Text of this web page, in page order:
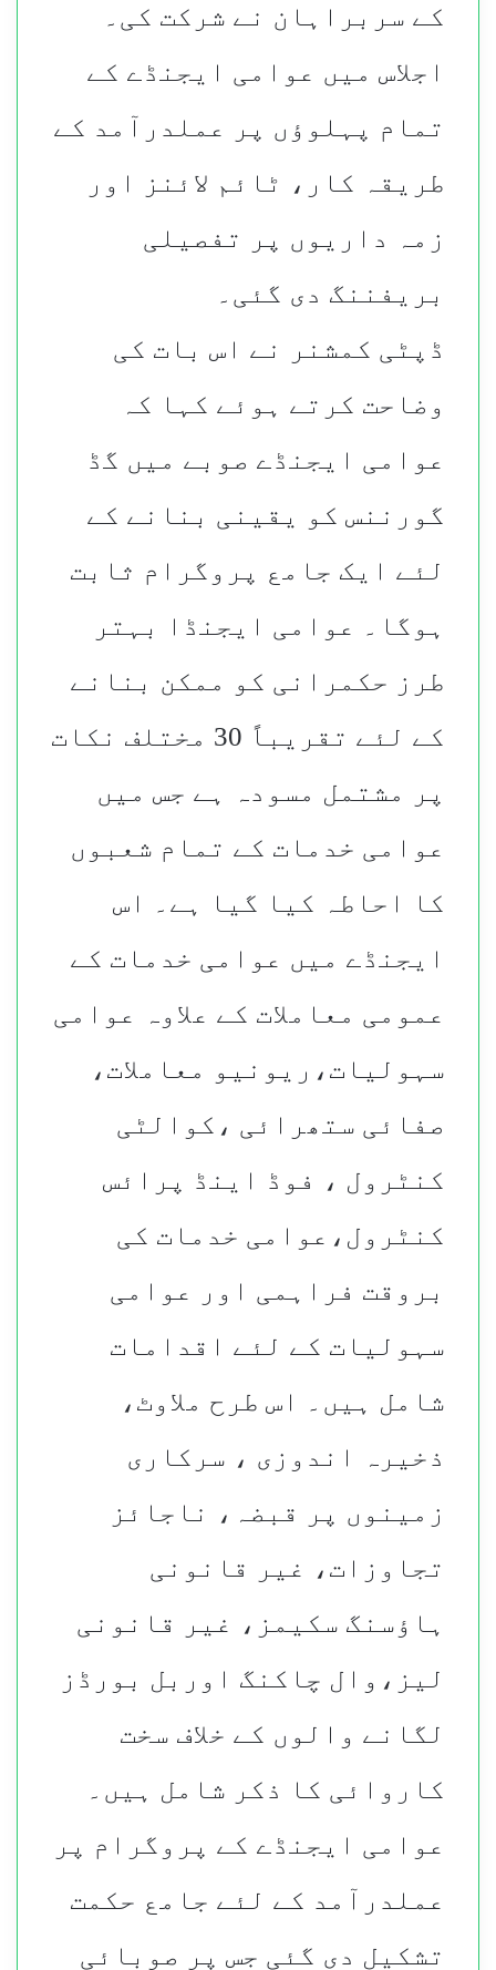
کے سربراہان نے شرکت کی۔
اجلاس میں عوامی ایجنڈے کے
تمام پہلوؤں پر عملدرآمد کے
طریقہ کار، ٹائم لائنز اور
زمہ داریوں پر تفصیلی
بریفننگ دی گئی۔
ڈپٹی کمشنر نے اس بات کی
وضاحت کرتے ہوئے کہا کہ
عوامی ایجنڈے صوبے میں گڈ
گورننس کو یقینی بنانے کے
لئے ایک جامع پروگرام ثابت
ہوگا۔ عوامی ایجنڈا بہتر
طرز حکمرانی کو ممکن بنانے
کے لئے تقریباً 30 مختلف نکات
پر مشتمل مسودہ ہے جس میں
عوامی خدمات کے تمام شعبوں
کا احاطہ کیا گیا ہے۔ اس
ایجنڈے میں عوامی خدمات کے
عمومی معاملات کے علاوہ عوامی
سہولیات،ریونیو معاملات،
صفائی ستھرائی ،کوالٹی
کنٹرول ، فوڈ اینڈ پرائس
کنٹرول،عوامی خدمات کی
بروقت فراہمی اور عوامی
سہولیات کے لئے اقدامات
شامل ہیں۔
اس طرح ملاوٹ،
ذخیرہ اندوزی ، سرکاری
زمینوں پر قبضہ، ناجائز
تجاوزات، غیر قانونی
ہاؤسنگ سکیمز، غیر قانونی
لیز،وال چاکنگ اوربل بورڈز
لگانے والوں کے خلاف سخت
کاروائی کا ذکر شامل ہیں۔
عوامی ایجنڈے کے پروگرام پر
عملدرآمد کے لئے جامع حکمت
تشکیل دی گئی جس پر صوبائی